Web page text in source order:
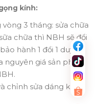
kính:
3 tháng: sửa chữa
chữa thì NBH sẽ đổi
hành 1 đổi 1 duy
nguyên giá sản phẩm
chỉnh sửa dáng kính